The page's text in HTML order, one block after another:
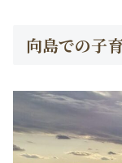
向島での子